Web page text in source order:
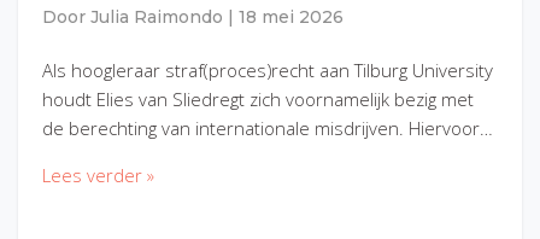
Door Julia Raimondo 18 mei 2026
Als hoogleraar straf(proces)recht aan Tilburg University
houdt Elies van Sliedregt zich voornamelijk bezig met
de berechting van internationale misdrijven. Hiervoor…
Lees verder »